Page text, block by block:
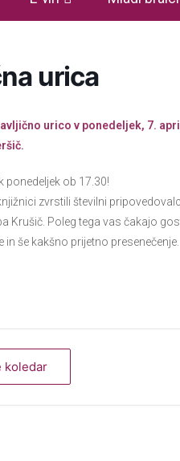
urica
urico v ponedeljek, 7.
ponedeljek ob 17.30!
zvrstili številni
Krušič. Poleg tega vas čakajo
še kakšno prijetno presenečenje.
koledar